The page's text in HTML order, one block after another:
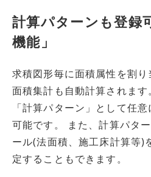
計算パターンも登録
機能」
求積図形毎に面積属性を割
面積集計も自動計算されま
「計算パターン」として任
可能です。 また、計算パタ
ール(法面積、施工床計算等)
定することもできます。